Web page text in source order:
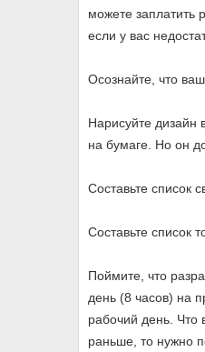
можете заплатить
если у вас
Осознайте, что
Нарисуйте
на бумаге. Но он
Составьте список
Составьте список
Поймите, что
день (8 часов) на
рабочий день. Что
раньше, то нужно